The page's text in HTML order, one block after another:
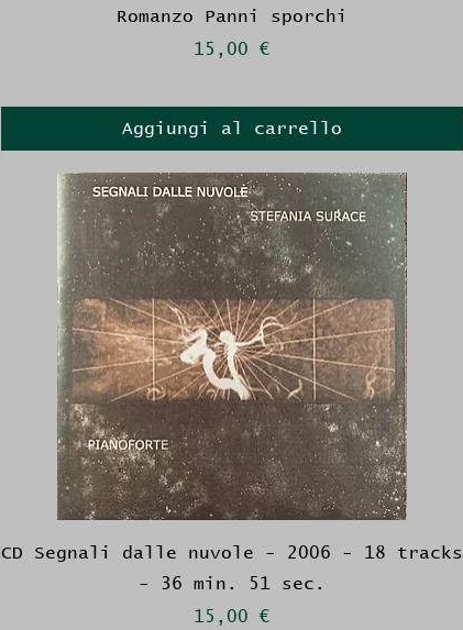
Romanzo Panni sporchi
Prezzo
15,00 €
Aggiungi al carrello
CD Segnali dalle nuvole - 2006 - 18 tracks
- 36 min. 51 sec.
Prezzo
15,00 €